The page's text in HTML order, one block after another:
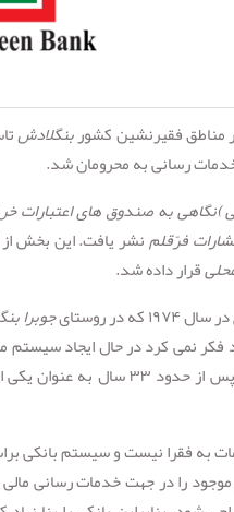
مناطق فقیرنشین کشور بنگلادش
­رسانی به محرومان شد.
)نگاهی به صندوق های اعتبارات
فرّقلم نشر یافت. این بخش از
قرار داده شد.
در سال ۱۹۷۴ که در روستای جوبرا
می کرد، شاید فکر نمی کرد در حال
در آینده به عنوان یکی از موثرترین راهبردهای فقر زدایی در سطح
به فقرا نيست و سيستم بانکی
را در جهت خدمات رسانی مالی